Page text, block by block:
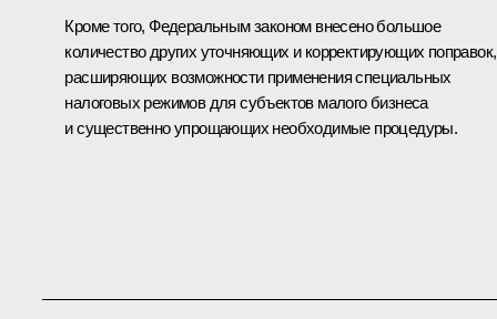
Кроме того, Федеральным законом внесено большое
количество других уточняющих и корректирующих поправок,
расширяющих возможности применения специальных
налоговых режимов для субъектов малого бизнеса
и существенно упрощающих необходимые процедуры.